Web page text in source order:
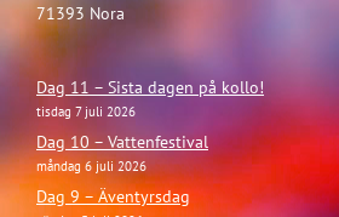
71393 Nora
Dag 11 – Sista dagen på kollo!
tisdag 7 juli 2026
Dag 10 – Vattenfestival
måndag 6 juli 2026
Dag 9 – Äventyrsdag